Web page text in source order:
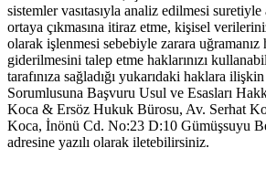
sistemler vasıtasıyla analiz edilmesi
ortaya çıkmasına itiraz etme, kişisel
olarak işlenmesi sebebiyle zarara uğramanız
giderilmesini talep etme haklarınızı
tarafınıza sağladığı yukarıdaki haklara
Sorumlusuna Başvuru Usul ve Esasları
Koca & Ersöz Hukuk Bürosu, Av. Serhat
Koca, İnönü Cd. No:23 D:10 Gümüşsuyu
adresine yazılı olarak iletebilirsiniz.